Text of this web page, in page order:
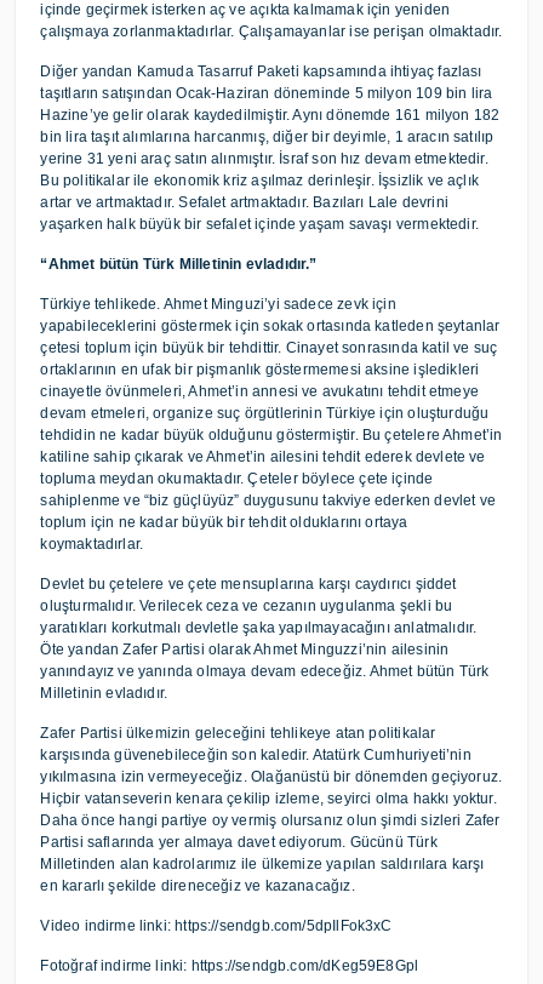
içinde geçirmek isterken aç ve açıkta kalmamak için yeniden
çalışmaya zorlanmaktadırlar. Çalışamayanlar ise perişan olmaktadır.
Diğer yandan Kamuda Tasarruf Paketi kapsamında ihtiyaç fazlası
taşıtların satışından Ocak-Haziran döneminde 5 milyon 109 bin lira
Hazine’ye gelir olarak kaydedilmiştir. Aynı dönemde 161 milyon 182
bin lira taşıt alımlarına harcanmış, diğer bir deyimle, 1 aracın satılıp
yerine 31 yeni araç satın alınmıştır. İsraf son hız devam etmektedir.
Bu politikalar ile ekonomik kriz aşılmaz derinleşir. İşsizlik ve açlık
artar ve artmaktadır. Sefalet artmaktadır. Bazıları Lale devrini
yaşarken halk büyük bir sefalet içinde yaşam savaşı vermektedir.
“Ahmet bütün Türk Milletinin evladıdır.”
Türkiye tehlikede. Ahmet Minguzi’yi sadece zevk için
yapabileceklerini göstermek için sokak ortasında katleden şeytanlar
çetesi toplum için büyük bir tehdittir. Cinayet sonrasında katil ve suç
ortaklarının en ufak bir pişmanlık göstermemesi aksine işledikleri
cinayetle övünmeleri, Ahmet’in annesi ve avukatını tehdit etmeye
devam etmeleri, organize suç örgütlerinin Türkiye için oluşturduğu
tehdidin ne kadar büyük olduğunu göstermiştir. Bu çetelere Ahmet’in
katiline sahip çıkarak ve Ahmet’in ailesini tehdit ederek devlete ve
topluma meydan okumaktadır. Çeteler böylece çete içinde
sahiplenme ve “biz güçlüyüz” duygusunu takviye ederken devlet ve
toplum için ne kadar büyük bir tehdit olduklarını ortaya
koymaktadırlar.
Devlet bu çetelere ve çete mensuplarına karşı caydırıcı şiddet
oluşturmalıdır. Verilecek ceza ve cezanın uygulanma şekli bu
yaratıkları korkutmalı devletle şaka yapılmayacağını anlatmalıdır.
Öte yandan Zafer Partisi olarak Ahmet Minguzzi’nin ailesinin
yanındayız ve yanında olmaya devam edeceğiz. Ahmet bütün Türk
Milletinin evladıdır.
Zafer Partisi ülkemizin geleceğini tehlikeye atan politikalar
karşısında güvenebileceğin son kaledir. Atatürk Cumhuriyeti’nin
yıkılmasına izin vermeyeceğiz. Olağanüstü bir dönemden geçiyoruz.
Hiçbir vatanseverin kenara çekilip izleme, seyirci olma hakkı yoktur.
Daha önce hangi partiye oy vermiş olursanız olun şimdi sizleri Zafer
Partisi saflarında yer almaya davet ediyorum. Gücünü Türk
Milletinden alan kadrolarımız ile ülkemize yapılan saldırılara karşı
en kararlı şekilde direneceğiz ve kazanacağız.
Video indirme linki: https://sendgb.com/5dpIlFok3xC
Fotoğraf indirme linki: https://sendgb.com/dKeg59E8Gpl